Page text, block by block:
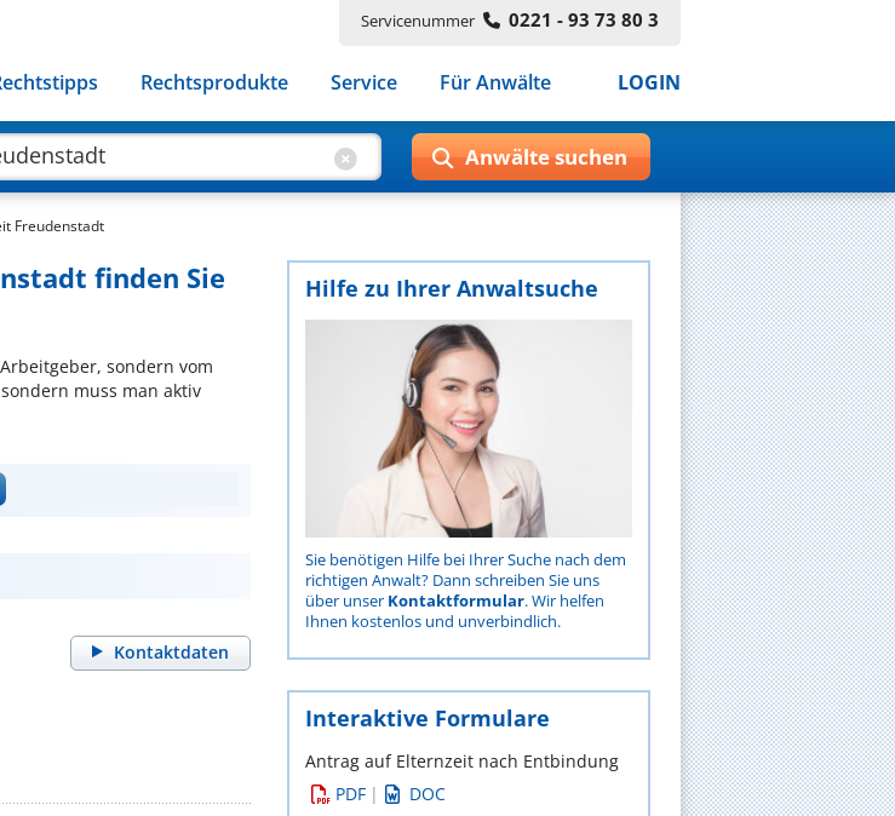
Servicenummer 0221 - 93 73 80 3
Rechtsprodukte Service Für Anwälte LOGIN
Freudenstadt
finden Sie
sondern vom
muss man aktiv
Kontaktdaten
Hilfe zu Ihrer Anwaltsuche
Sie benötigen Hilfe bei Ihrer Suche nach dem
richtigen Anwalt? Dann schreiben Sie uns
über unser Kontaktformular. Wir helfen
Ihnen kostenlos und unverbindlich.
Interaktive Formulare
Antrag auf Elternzeit nach Entbindung
PDF | DOC